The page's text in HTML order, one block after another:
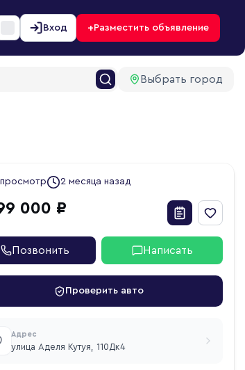
Вход + Разместить объявление
Выбрать город
просмотр
2 месяца назад
000 ₽
Позвонить Написать
Проверить авто
Адрес
улица Аделя Кутуя, 110Дк4